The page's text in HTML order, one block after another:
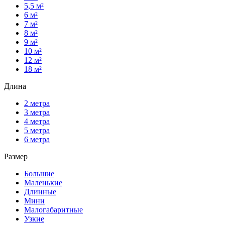
5,5 м²
6 м²
7 м²
8 м²
9 м²
10 м²
12 м²
18 м²
Длина
2 метра
3 метра
4 метра
5 метра
6 метра
Размер
Большие
Маленькие
Длинные
Мини
Малогабаритные
Узкие